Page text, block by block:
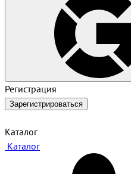
Регистрация
Зарегистрироваться
Каталог
Каталог